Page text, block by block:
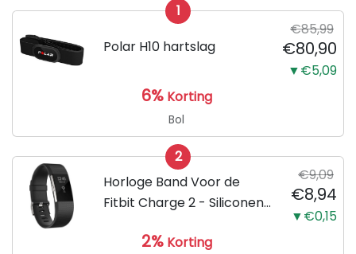
1
Polar H10 hartslag
€85,99
€80,90
▼€5,09
6% Korting
Bol
2
Horloge Band Voor de
Fitbit Charge 2 - Siliconen
Armband Large - Geschikt
€9,09
€8,94
▼€0,15
2% Korting